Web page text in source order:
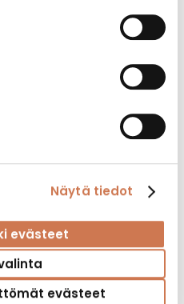
Näytä tiedot
evästeet
evästeet